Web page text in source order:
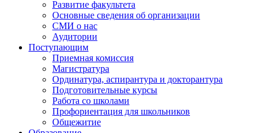
Развитие факультета
Основные сведения об организации
СМИ о нас
Аудитории
Поступающим
Приемная комиссия
Магистратура
Ординатура, аспирантура и докторантура
Подготовительные курсы
Работа со школами
Профориентация для школьников
Общежитие